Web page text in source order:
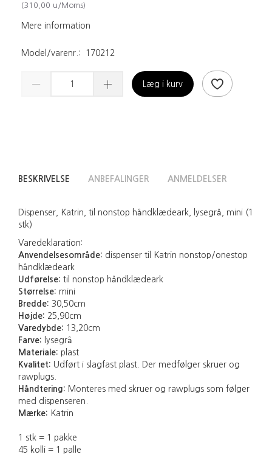
(310,00 u/Moms)
Mere information
Model/varenr.: 170212
Læg i kurv
BESKRIVELSE ANBEFALINGER ANMELDELSER
Dispenser, Katrin, til nonstop håndklædeark, lysegrå, mini (1
stk)
Varedeklaration:
Anvendelsesområde: dispenser til Katrin nonstop/onestop
håndklædeark
Udførelse: til nonstop håndklædeark
Størrelse: mini
Bredde: 30,50cm
Højde: 25,90cm
Varedybde: 13,20cm
Farve: lysegrå
Materiale: plast
Kvalitet: Udført i slagfast plast. Der medfølger skruer og
rawplugs.
Håndtering: Monteres med skruer og rawplugs som følger
med dispenseren.
Mærke: Katrin
1 stk = 1 pakke
45 kolli = 1 palle